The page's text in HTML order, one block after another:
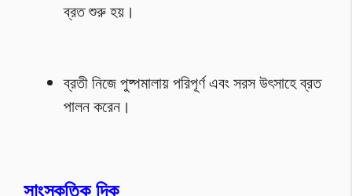
ব্রত শুরু হয়।
ব্রতী নিজে পুষ্পমালায় পরিপূর্ণ এবং সরস উৎসাহে ব্রত
পালন করেন।
সাংস্কৃতিক দিক